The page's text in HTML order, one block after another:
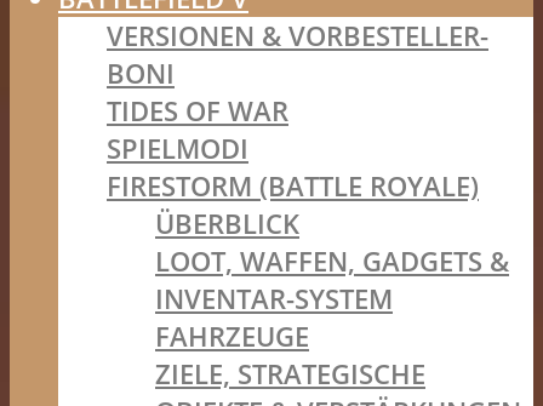
VERSIONEN & VORBESTELLER-
BONI
TIDES OF WAR
SPIELMODI
FIRESTORM (BATTLE ROYALE)
ÜBERBLICK
LOOT, WAFFEN, GADGETS &
INVENTAR-SYSTEM
FAHRZEUGE
ZIELE, STRATEGISCHE